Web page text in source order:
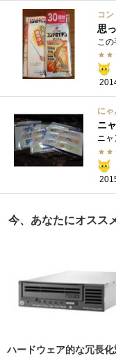
コ
思
にゃ
ニ
今、あなたにオスス
ハードウェア的な冗長化